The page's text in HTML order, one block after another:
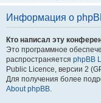
Информация о
Кто написал эту
Это программное
распространяется phpBB
Public Licence, версии 2
Для получения более
About phpBB.